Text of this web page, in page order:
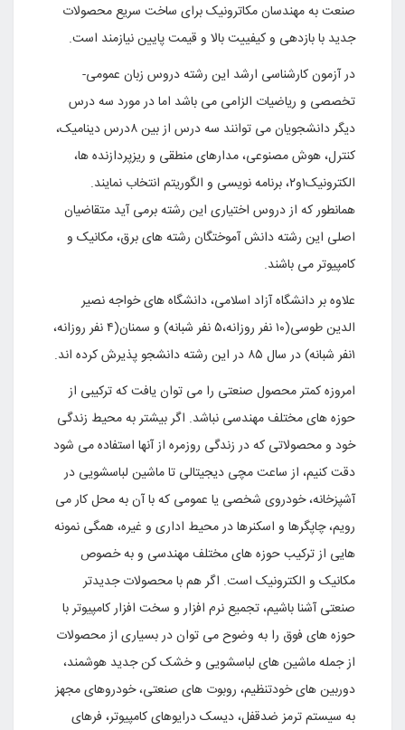
صنعت به مهندسان مکاترونیک برای ساخت سریع محصولات
جدید با بازدهی و کیفییت بالا و قیمت پایین نیازمند است.
در آزمون کارشناسی ارشد این رشته دروس زبان عمومی-
تخصصی و ریاضیات الزامی می باشد اما در مورد سه درس
دیگر دانشجویان می توانند سه درس از بین ۸درس دینامیک،
کنترل، هوش مصنوعی، مدارهای منطقی و ریزپردازنده ها،
الکترونیک۱و۲، برنامه نویسی و الگوریتم انتخاب نمایند.
همانطور که از دروس اختیاری این رشته برمی آید متقاضیان
اصلی این رشته دانش آموختگان رشته های برق، مکانیک و
کامپیوتر می باشند.
علاوه بر دانشگاه آزاد اسلامی، دانشگاه های خواجه نصیر
الدین طوسی(۱۰ نفر روزانه،۵ نفر شبانه) و سمنان(۴ نفر روزانه،
۱نفر شبانه) در سال ۸۵ در این رشته دانشجو پذیرش کرده اند.
امروزه کمتر محصول صنعتى را مى توان یافت که ترکیبى از
حوزه هاى مختلف مهندسى نباشد. اگر بیشتر به محیط زندگى
خود و محصولاتى که در زندگى روزمره از آنها استفاده مى شود
دقت کنیم، از ساعت مچى دیجیتالى تا ماشین لباسشویى در
آشپزخانه، خودروى شخصى یا عمومى که با آن به محل کار مى
رویم، چاپگرها و اسکنرها در محیط ادارى و غیره، همگى نمونه
هایى از ترکیب حوزه هاى مختلف مهندسى و به خصوص
مکانیک و الکترونیک است. اگر هم با محصولات جدیدتر
صنعتى آشنا باشیم، تجمیع نرم افزار و سخت افزار کامپیوتر با
حوزه هاى فوق را به وضوح مى توان در بسیارى از محصولات
از جمله ماشین هاى لباسشویى و خشک کن جدید هوشمند،
دوربین هاى خودتنظیم، روبوت هاى صنعتى، خودروهاى مجهز
به سیستم ترمز ضدقفل، دیسک درایوهاى کامپیوتر، فرهاى